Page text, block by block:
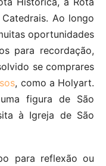
Ao longo
oportunidades
para recordação,
se comprares
, como a Holyart.
figura de São
à Igreja de São
para reflexão ou